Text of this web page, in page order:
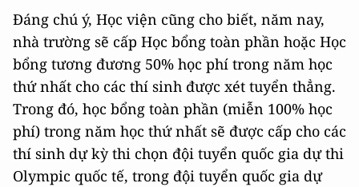
Đáng chú ý, Học viện cũng cho biết, năm nay,
nhà trường sẽ cấp Học bổng toàn phần hoặc Học
bổng tương đương 50% học phí trong năm học
thứ nhất cho các thí sinh được xét tuyển thẳng.
Trong đó, học bổng toàn phần (miễn 100% học
phí) trong năm học thứ nhất sẽ được cấp cho các
thí sinh dự kỳ thi chọn đội tuyển quốc gia dự thi
Olympic quốc tế, trong đội tuyển quốc gia dự